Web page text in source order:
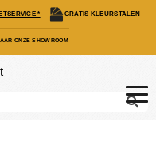
* GRATIS KLEURSTALEN
ONZE SHOWROOM